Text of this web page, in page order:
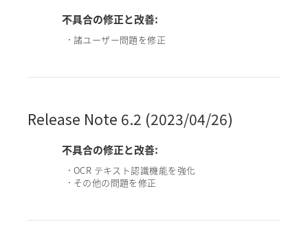
不具合の修正と改善:
• 諸ユーザー問題を修正
Release Note 6.2 (2023/04/26)
不具合の修正と改善:
• OCR テキスト認識機能を強化
• その他の問題を修正